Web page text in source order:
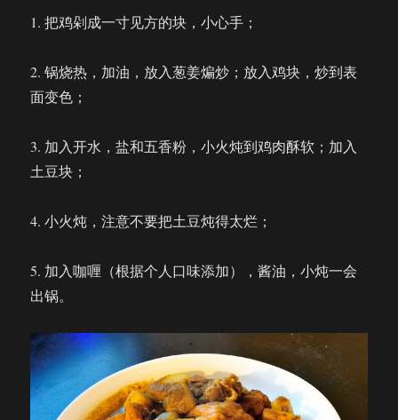
1. 把鸡剁成一寸见方的块，小心手；
2. 锅烧热，加油，放入葱姜煸炒；放入鸡块，炒到表
面变色；
3. 加入开水，盐和五香粉，小火炖到鸡肉酥软；加入
土豆块；
4. 小火炖，注意不要把土豆炖得太烂；
5. 加入咖喱（根据个人口味添加），酱油，小炖一会
出锅。